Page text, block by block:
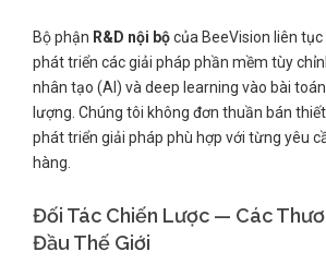
Bộ phận R&D nội bộcủa BeeVision liên
phát triển các giải pháp phần mềm tùy
nhân tạo (AI) và deep learning vào bài
lượng. Chúng tôi không đơn thuần bán
phát triển giải pháp phù hợp với từng yêu
hàng.
Đối Tác Chiến Lược — Các
Đầu Thế Giới